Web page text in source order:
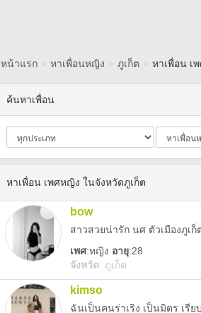
หน้าแรก > หาเพื่อนหญิง > ภูเก็ต > หาเพื่อน เ
ค้นหาเพื่อน
หาเพื่อน เพศหญิง ในจังหวัดภูเก็ต
bow
สาวสวยน่ารัก นศ ตัวเมืองภูเ
เพศ:หญิง อายุ:28
จังหวัด: ภูเก็ต
kimso
ฉันเป็นคนร่าเริง เป็นมิตร เรี